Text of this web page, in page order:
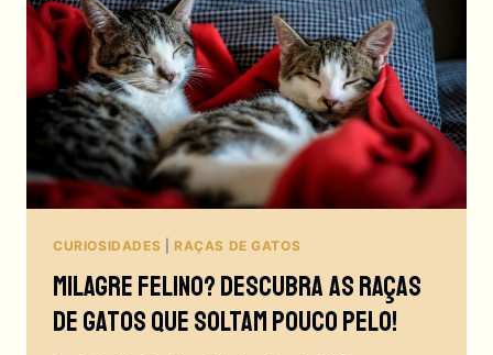
DA
NATUREZA?
CURIOSIDADES RAÇAS DE GATOS
Milagre Felino? Descubra As Raças
De Gatos Que Soltam Pouco Pelo!